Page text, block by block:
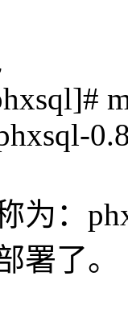
为：
署了。